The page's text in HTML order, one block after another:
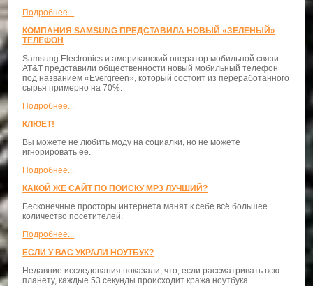
Подробнее...
КОМПАНИЯ SAMSUNG ПРЕДСТАВИЛА НОВЫЙ «ЗЕЛЕНЫЙ»
ТЕЛЕФОН
Samsung Electronics и американский оператор мобильной связи
AT&T представили общественности новый мобильный телефон
под названием «Evergreen», который состоит из переработанного
сырья примерно на 70%.
Подробнее...
КЛЮЕТ!
Вы можете не любить моду на социалки, но не можете
игнорировать ее.
Подробнее...
КАКОЙ ЖЕ САЙТ ПО ПОИСКУ MP3 ЛУЧШИЙ?
Бесконечные просторы интернета манят к себе всё большее
количество посетителей.
Подробнее...
ЕСЛИ У ВАС УКРАЛИ НОУТБУК?
Недавние исследования показали, что, если рассматривать всю
планету, каждые 53 секунды происходит кража ноутбука.